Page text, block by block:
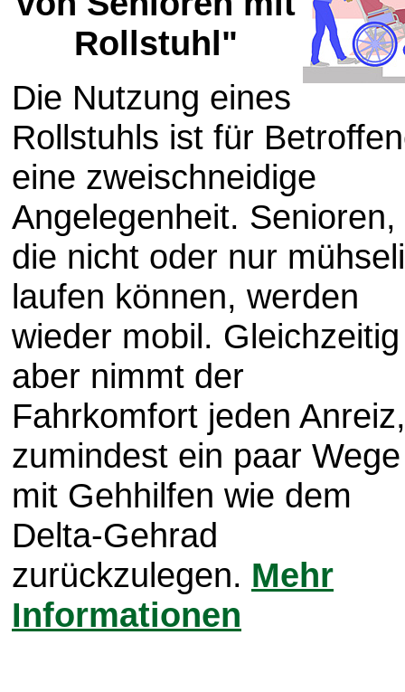
Rollstuhl"
Die Nutzung eines
Rollstuhls ist für
eine zweischneidige
Angelegenheit. Senioren,
die nicht oder nur
laufen können, werden
wieder mobil. Gleichzeitig
aber nimmt der
Fahrkomfort jeden Anreiz,
zumindest ein paar Wege
mit Gehhilfen wie dem
Delta-Gehrad
zurückzulegen. Mehr
Informationen